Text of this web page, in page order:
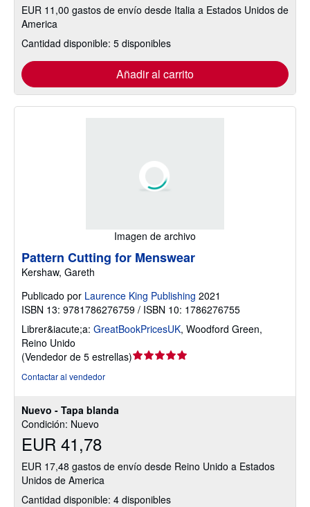
EUR 11,00 gastos de envío desde Italia a Estados Unidos de
America
Cantidad disponible: 5 disponibles
Añadir al carrito
Imagen de archivo
Nuevo - Tapa blanda
Condición: Nuevo
EUR 41,78
EUR 17,48 gastos de envío desde Reino Unido a Estados
Unidos de America
Cantidad disponible: 4 disponibles
Pattern Cutting for Menswear
Kershaw, Gareth
Publicado por Laurence King Publishing 2021
ISBN 13: 9781786276759 / ISBN 10: 1786276755
Librer&iacute;a: GreatBookPricesUK, Woodford Green,
Reino Unido
(Vendedor de 5 estrellas)Calificación
Contactar al vendedor